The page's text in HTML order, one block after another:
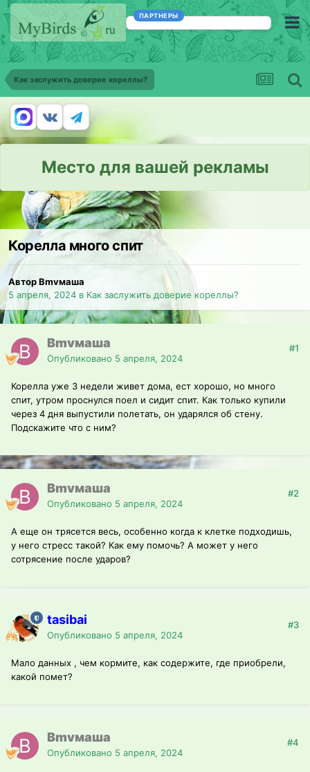
ПАРТНЕРЫ
Как заслужить доверие кореллы?
Место для вашей рекламы
Корелла много спит
Автор Bmvмаша
5 апреля, 2024 в Как заслужить доверие кореллы?
Bmvмаша
Опубликовано 5 апреля, 2024
#1
Корелла уже 3 недели живет дома, ест хорошо, но много
спит, утром проснулся поел и сидит спит. Как только купили
через 4 дня выпустили полетать, он ударялся об стену.
Подскажите что с ним?
Bmvмаша
Опубликовано 5 апреля, 2024
#2
А еще он трясется весь, особенно когда к клетке подходишь,
у него стресс такой? Как ему помочь? А может у него
сотрясение после ударов?
tasibai
Опубликовано 5 апреля, 2024
#3
Мало данных , чем кормите, как содержите, где приобрели,
какой помет?
Bmvмаша
Опубликовано 5 апреля, 2024
#4